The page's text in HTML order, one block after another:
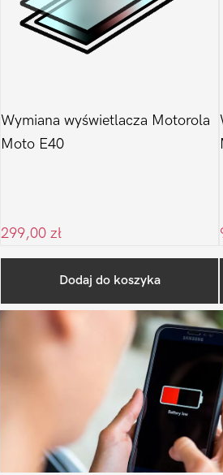
Wymiana wyświetlacza Motorola
Moto E40
299,00 zł
Dodaj do koszyka